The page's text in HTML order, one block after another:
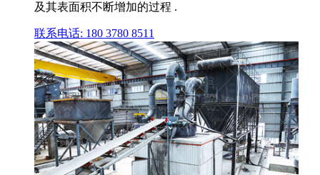
及其表面积不断增加的过程 .
联系电话: 180 3780 8511